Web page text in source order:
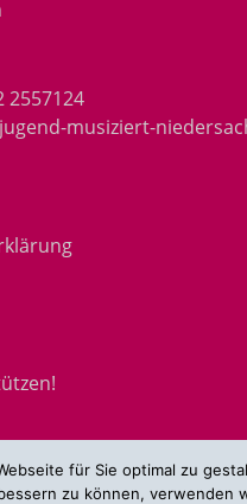
2557124
musiziert-
für Sie optimal zu
zu können, verwenden